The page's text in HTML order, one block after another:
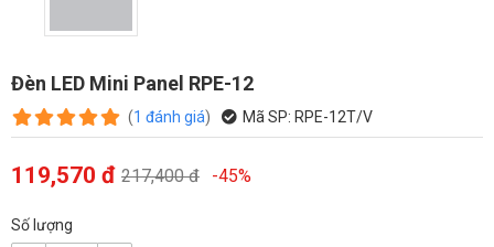
Đèn LED Mini Panel RPE-12
(1 đánh giá) Mã SP: RPE-12T/V
119,570 đ 217,400 đ -45%
Số lượng